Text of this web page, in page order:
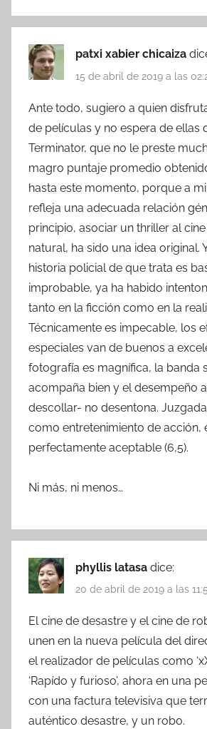
patxi xabier chicaiza
15 de abril de 2019 a las
Ante todo, sugiero a quien
de películas y no espera de ellas
Terminator, que no le preste
magro puntaje promedio
hasta este momento, porque a
refleja una adecuada relación
principio, asociar un thriller al
natural, ha sido una idea original.
historia policial de que trata es
improbable, ya ha habido
tanto en la ficción como en la
Técnicamente es impecable, los
especiales van de buenos a
fotografía es magnífica, la banda
acompaña bien y el desempeño
descollar- no desentona.
como entretenimiento de acción,
perfectamente aceptable (6,5).
Ni más, ni menos…
phyllis latasa dice:
20 de abril de 2019 a las
El cine de desastre y el cine de
unen en la nueva película del
el realizador de películas como
‘Rapído y furioso’, ahora en una
con una factura televisiva que
auténtico desastre, y un robo.